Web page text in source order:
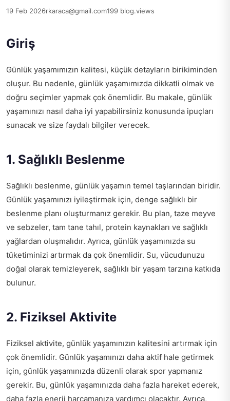
19 Feb 2026rkaraca@gmail.com199 blog.views
Giriş
Günlük yaşamımızın kalitesi, küçük detayların birikiminden
oluşur. Bu nedenle, günlük yaşamımızda dikkatli olmak ve
doğru seçimler yapmak çok önemlidir. Bu makale, günlük
yaşamınızı nasıl daha iyi yapabilirsiniz konusunda ipuçları
sunacak ve size faydalı bilgiler verecek.
1. Sağlıklı Beslenme
Sağlıklı beslenme, günlük yaşamın temel taşlarından biridir.
Günlük yaşamınızı iyileştirmek için, denge sağlıklı bir
beslenme planı oluşturmanız gerekir. Bu plan, taze meyve
ve sebzeler, tam tane tahıl, protein kaynakları ve sağlıklı
yağlardan oluşmalıdır. Ayrıca, günlük yaşamınızda su
tüketiminizi artırmak da çok önemlidir. Su, vücudunuzu
doğal olarak temizleyerek, sağlıklı bir yaşam tarzına katkıda
bulunur.
2. Fiziksel Aktivite
Fiziksel aktivite, günlük yaşamınızın kalitesini artırmak için
çok önemlidir. Günlük yaşamınızı daha aktif hale getirmek
için, günlük yaşamınızda düzenli olarak spor yapmanız
gerekir. Bu, günlük yaşamınızda daha fazla hareket ederek,
daha fazla enerji harcamanıza yardımcı olacaktır. Ayrıca,